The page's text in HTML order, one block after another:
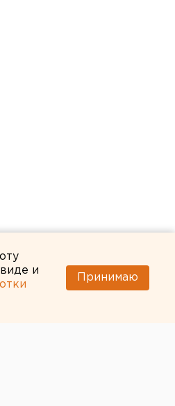
и
Принимаю